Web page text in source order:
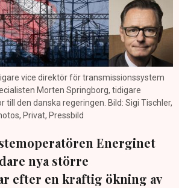
vice direktör för transmissionssystem
Morten Springborg, tidigare
till den danska regeringen. Bild: Sigi Tischler,
Privat, Pressbild
Energinet
nya större
efter en kraftig ökning av